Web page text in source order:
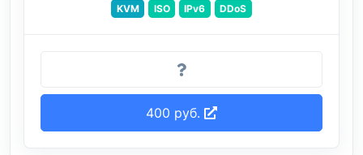
KVM ISO IPv6 DDoS
400 руб.